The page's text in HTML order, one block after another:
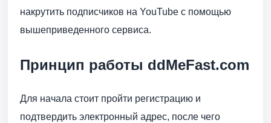
накрутить подписчиков на YouTube с помощью
вышеприведенного сервиса.
Принцип работы ddMeFast.com
Для начала стоит пройти регистрацию и
подтвердить электронный адрес, после чего